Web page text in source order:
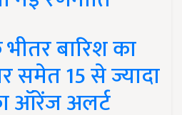
बारिश का
समेत 15 से ज्यादा
ऑरेंज अलर्ट